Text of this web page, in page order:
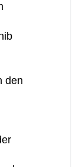
den